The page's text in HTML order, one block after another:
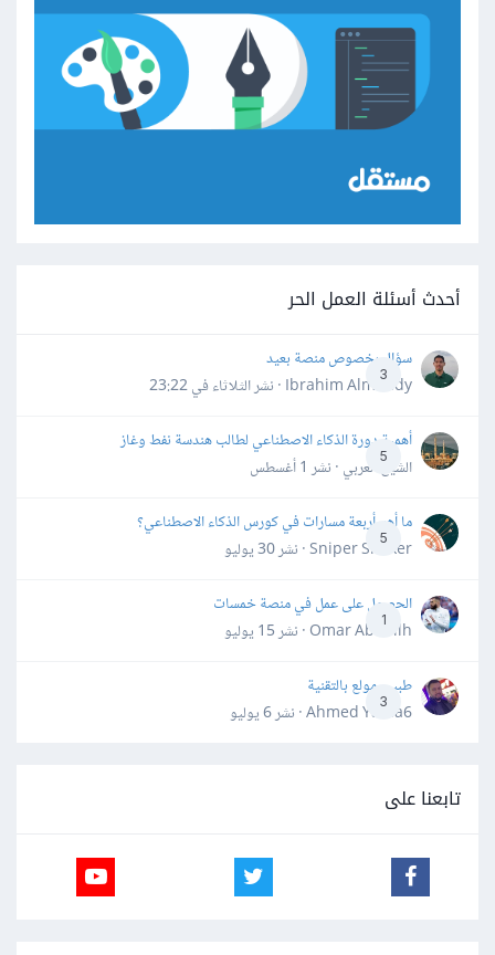
أحدث أسئلة العمل الحر
3
سؤال بخصوص منصة بعيد
Ibrahim Almahdy · نشر
الثلاثاء في 23:22
5
أهمية دورة الذكاء الاصطناعي لطالب هندسة نفط وغاز
الشيخ العربي · نشر 1 أغسطس
5
ما أهم أربعة مسارات في كورس الذكاء الاصطناعي؟
Sniper Shaker · نشر
30 يوليو
1
الحصول على عمل في منصة خمسات
Omar Abdallh · نشر
15 يوليو
3
طبيب مولع بالتقنية
Ahmed Yahia6 · نشر
6 يوليو
تابعنا على